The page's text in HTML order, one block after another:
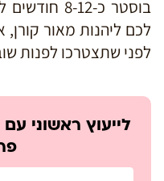
בוסטר כ-8-
לכם ליהנות מאור קורן,
לפני שתצטרכו לפנות
לייעוץ ראשוני